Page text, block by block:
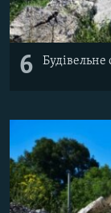
6 Будівельне